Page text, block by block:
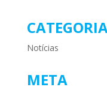
Notícias
META